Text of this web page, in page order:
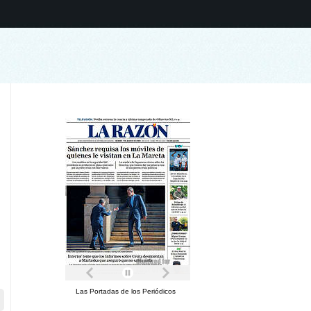
Las Portadas de los Periódicos